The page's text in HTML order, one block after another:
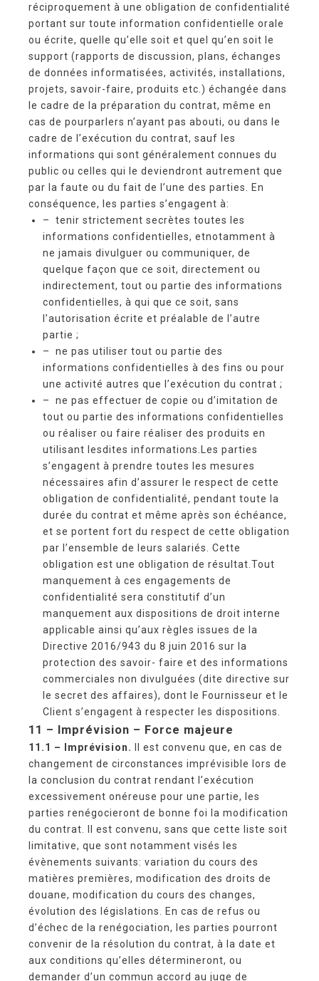
réciproquement à une obligation de confidentialité
portant sur toute information confidentielle orale
ou écrite, quelle qu’elle soit et quel qu’en soit le
support (rapports de discussion, plans, échanges
de données informatisées, activités, installations,
projets, savoir-faire, produits etc.) échangée dans
le cadre de la préparation du contrat, même en
cas de pourparlers n’ayant pas abouti, ou dans le
cadre de l’exécution du contrat, sauf les
informations qui sont généralement connues du
public ou celles qui le deviendront autrement que
par la faute ou du fait de l’une des parties. En
conséquence, les parties s’engagent à:
– tenir strictement secrètes toutes les
informations confidentielles, etnotamment à
ne jamais divulguer ou communiquer, de
quelque façon que ce soit, directement ou
indirectement, tout ou partie des informations
confidentielles, à qui que ce soit, sans
l’autorisation écrite et préalable de l’autre
partie ;
– ne pas utiliser tout ou partie des
informations confidentielles à des fins ou pour
une activité autres que l’exécution du contrat ;
– ne pas effectuer de copie ou d’imitation de
tout ou partie des informations confidentielles
ou réaliser ou faire réaliser des produits en
utilisant lesdites informations.Les parties
s’engagent à prendre toutes les mesures
nécessaires afin d’assurer le respect de cette
obligation de confidentialité, pendant toute la
durée du contrat et même après son échéance,
et se portent fort du respect de cette obligation
par l’ensemble de leurs salariés. Cette
obligation est une obligation de résultat.Tout
manquement à ces engagements de
confidentialité sera constitutif d’un
manquement aux dispositions de droit interne
applicable ainsi qu’aux règles issues de la
Directive 2016/943 du 8 juin 2016 sur la
protection des savoir- faire et des informations
commerciales non divulguées (dite directive sur
le secret des affaires), dont le Fournisseur et le
Client s’engagent à respecter les dispositions.
11 – Imprévision – Force majeure
11.1 – Imprévision.
Il est convenu que, en cas de
changement de circonstances imprévisible lors de
la conclusion du contrat rendant l’exécution
excessivement onéreuse pour une partie, les
parties renégocieront de bonne foi la modification
du contrat. Il est convenu, sans que cette liste soit
limitative, que sont notamment visés les
évènements suivants: variation du cours des
matières premières, modification des droits de
douane, modification du cours des changes,
évolution des législations. En cas de refus ou
d’échec de la renégociation, les parties pourront
convenir de la résolution du contrat, à la date et
aux conditions qu’elles détermineront, ou
demander d’un commun accord au juge de